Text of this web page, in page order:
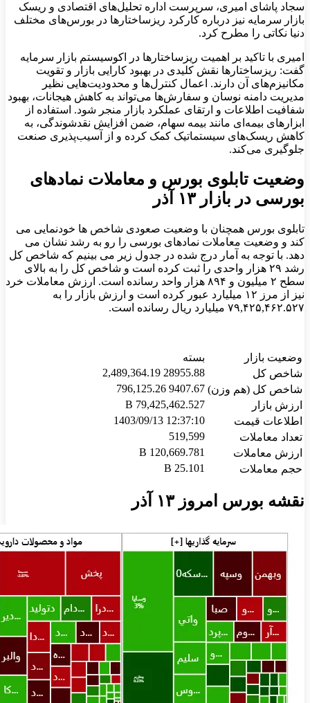
سجاد پاشای امیری، سرپرست اداره تحلیل‌های اقتصادی و ریسک
بازار سرمایه نیز درباره کارکرد ریزساختارها در بورس‌های مختلف
دنیا نکاتی را مطرح کرد.
امیری با تاکید بر اهمیت ریزساختارها در اکوسیستم بازار سرمایه
گفت: ریزساختارها نقش کلیدی در بهبود کارایی بازار و تقویت
مکانیزم‌های آن دارند. اعمال کنترل‌ها و محدودیت‌هایی نظیر
مدیریت دامنه نوسان و سفارش‌ها می‌تواند به کاهش هیجانات، بهبود
شفافیت اطلاعات و ارتقای عملکرد بازار منجر شود. استفاده از
ابزارهای بیمه‌ای مانند بیمه سهام، ضمن افزایش نقدشوندگی، به
کاهش ریسک‌های سیستماتیک کمک کرده و از آسیب‌پذیری صنعت
جلوگیری می‌کند.
وضعیت تابلوی بورس و معاملات نمادهای
بورسی در بازار ۱۳ آذر
تابلوی بورس همچنان با وضعیت صعودی شاخص ها خودنمایی می
کند و وضعیت معاملات نمادهای بورسی را رو به رشد نشان می
دهد. با توجه به آمار درج شده در جدول زیر می بینیم که شاخص کل
رشد ۲۹ هزار واحدی را ثبت کرده است و شاخص کل را به بالای
سطح ۲ میلیون و ۸۹۴ هزار واحد رسانده است. ارزش معاملات خرد
نیز از مرز ۱۲ میلیارد عبور کرده است و ارزش بازار را به
۷۹,۴۲۵,۴۶۲.۵۲۷ میلیارد ریال رسانده است.
وضعیت بازار
بسته
شاخص کل
2,489,364.19 28955.88
شاخص کل (هم وزن) 796,125.26 9407.67
ارزش بازار
79,425,462.527 B
اطلاعات قیمت
1403/09/13 12:37:10
تعداد معاملات
519,599
ارزش معاملات
120,669.781 B
حجم معاملات
25.101 B
نقشه بورس امروز ۱۳ آذر